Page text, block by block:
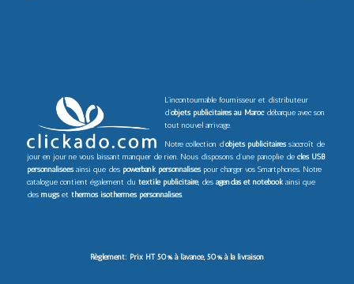
L’incontournable fournisseur et distributeur
d’objets publicitaires au Marocdébarque avec son
tout nouvel arrivage.
Notre collection d’objets publicitairess’accroît de
jour en jour ne vous laissant manquer de rien. Nous disposons d’une panoplie de clés USB
personnaliséesainsi que des powerbank personnaliséspour charger vos Smartphones. Notre
catalogue contient également du textile publicitaire, des agendas et notebookainsi que
des mugset thermos isothermes personnalisés.
Règlement: Prix HT 50% à l’avance, 50% à la livraison